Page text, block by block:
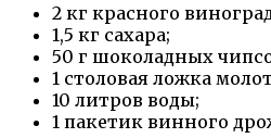
2 кг красного
1,5 кг сахара;
50 г шоколадных
1 столовая ложка
10 литров воды;
1 пакетик винного